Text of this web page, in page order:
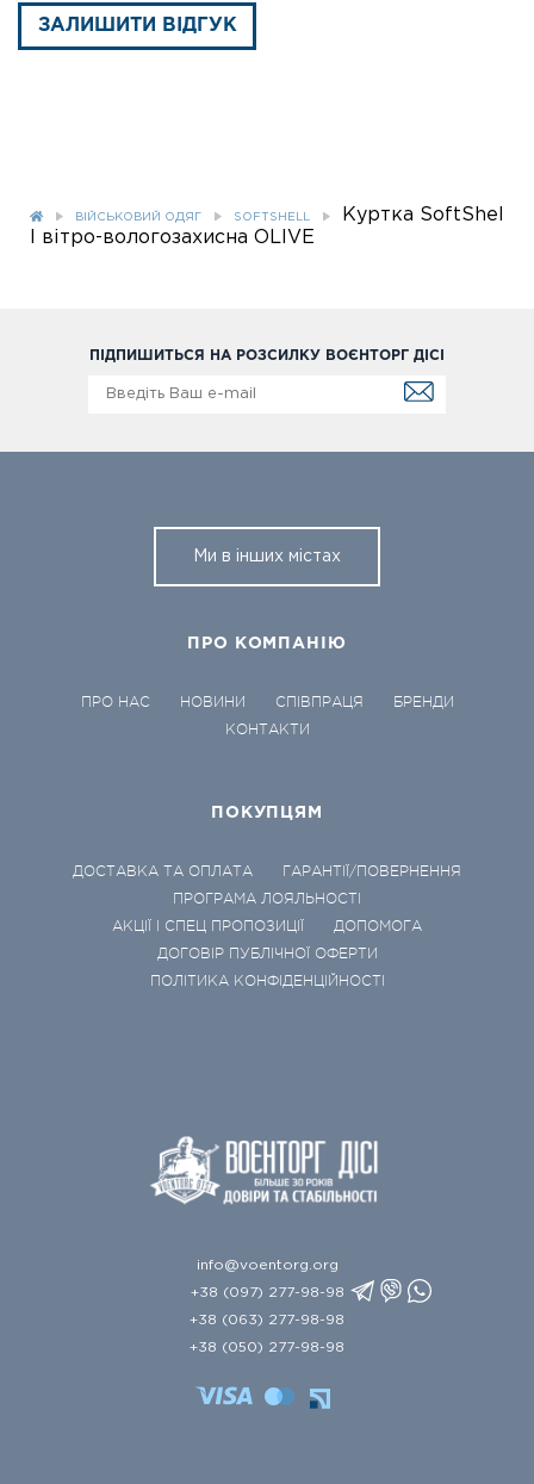
ЗАЛИШИТИ ВІДГУК
ВІЙСЬКОВИЙ ОДЯГ SOFTSHELL
Куртка SoftShel
l вітро-вологозахисна OLIVE
ПІДПИШИТЬСЯ НА РОЗСИЛКУ ВОЄНТОРГ ДІСІ
Ми в інших містах
ПРО КОМПАНІЮ
ПРО НАС НОВИНИ СПІВПРАЦЯ
БРЕНДИ
КОНТАКТИ
ПОКУПЦЯМ
ДОСТАВКА ТА ОПЛАТА
ГАРАНТІЇ/ПОВЕРНЕННЯ
ПРОГРАМА ЛОЯЛЬНОСТІ
АКЦІЇ І СПЕЦ ПРОПОЗИЦІЇ
ДОПОМОГА
ДОГОВІР ПУБЛІЧНОЇ ОФЕРТИ
ПОЛІТИКА КОНФІДЕНЦІЙНОСТІ
info@voentorg.org
+38 (097) 277-98-98
+38 (063) 277-98-98
+38 (050) 277-98-98